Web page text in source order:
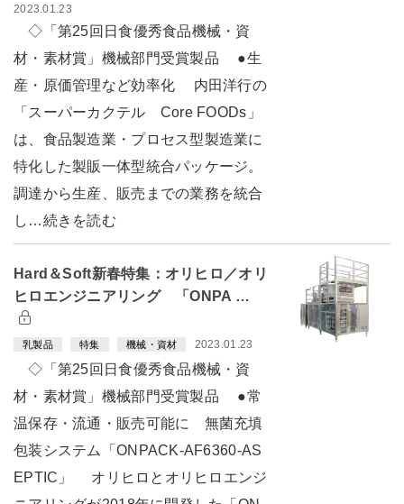
2023.01.23
◇「第25回日食優秀食品機械・資
材・素材賞」機械部門受賞製品 ●生
産・原価管理など効率化 内田洋行の
「スーパーカクテル Core FOODs」
は、食品製造業・プロセス型製造業に
特化した製販一体型統合パッケージ。
調達から生産、販売までの業務を統合
し…続きを読む
Hard＆Soft新春特集：オリヒロ／オリ
ヒロエンジニアリング 「ONPA …
乳製品 特集 機械・資材 2023.01.23
◇「第25回日食優秀食品機械・資
材・素材賞」機械部門受賞製品 ●常
温保存・流通・販売可能に 無菌充填
包装システム「ONPACK-AF6360-AS
EPTIC」 オリヒロとオリヒロエンジ